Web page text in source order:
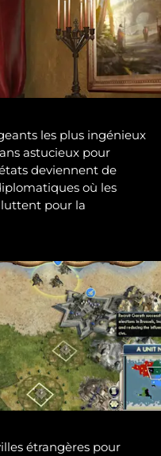
les plus ingénieux
astucieux pour
deviennent de
où les
pour la
étrangères pour